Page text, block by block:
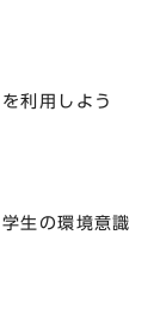
利用しよう
生の環境意識